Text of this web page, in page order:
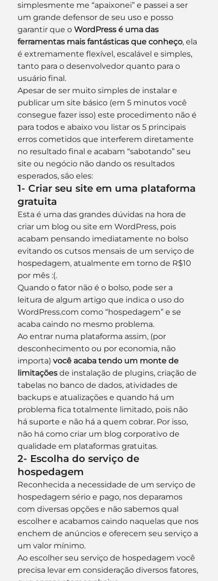
simplesmente me “apaixonei” e passei a ser
um grande defensor de seu uso e posso
garantir que o WordPress é uma das
ferramentas mais fantásticas que conheço, ela
é extremamente flexível, escalável e simples,
tanto para o desenvolvedor quanto para o
usuário final.
Apesar de ser muito simples de instalar e
publicar um site básico (em 5 minutos você
consegue fazer isso) este procedimento não é
para todos e abaixo vou listar os 5 principais
erros cometidos que interferem diretamente
no resultado final e acabam “sabotando” seu
site ou negócio não dando os resultados
esperados, são eles:
1- Criar seu site em uma plataforma
gratuita
Esta é uma das grandes dúvidas na hora de
criar um blog ou site em WordPress, pois
acabam pensando imediatamente no bolso
evitando os cutsos mensais de um serviço de
hospedagem, atualmente em torno de R$10
por mês :(.
Quando o fator não é o bolso, pode ser a
leitura de algum artigo que indica o uso do
WordPress.com como “hospedagem” e se
acaba caindo no mesmo problema.
Ao entrar numa plataforma assim, (por
desconhecimento ou por economia, não
importa) você acaba tendo um monte de
limitações de instalação de plugins, criação de
tabelas no banco de dados, atividades de
backups e atualizações e quando há um
problema fica totalmente limitado, pois não
há suporte e não há a quem cobrar. Por isso,
não há como criar um blog corporativo de
qualidade em plataformas gratuitas.
2- Escolha do serviço de
hospedagem
Reconhecida a necessidade de um serviço de
hospedagem sério e pago, nos deparamos
com diversas opções e não sabemos qual
escolher e acabamos caindo naquelas que nos
enchem de anúncios e oferecem seu serviço a
um valor mínimo.
Ao escolher seu serviço de hospedagem você
precisa levar em consideração diversos fatores,